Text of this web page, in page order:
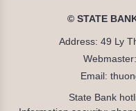
© STATE
Address: 49 Ly
Email:
State Bank